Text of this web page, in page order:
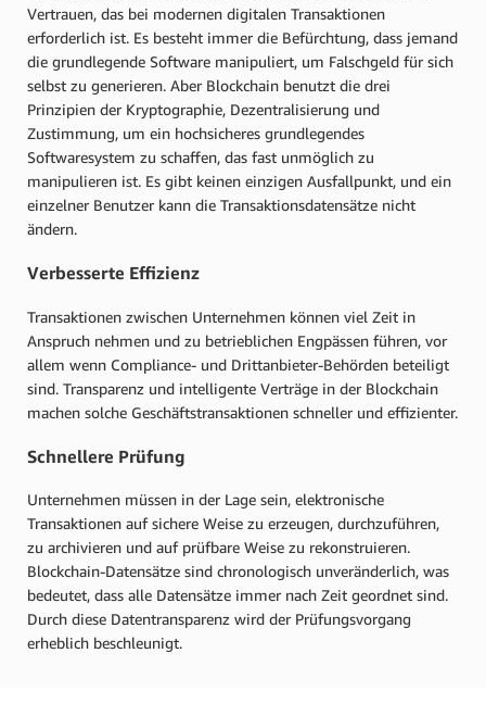
Vertrauen, das bei modernen digitalen Transaktionen
erforderlich ist. Es besteht immer die Befürchtung, dass jemand
die grundlegende Software manipuliert, um Falschgeld für sich
selbst zu generieren. Aber Blockchain benutzt die drei
Prinzipien der Kryptographie, Dezentralisierung und
Zustimmung, um ein hochsicheres grundlegendes
Softwaresystem zu schaffen, das fast unmöglich zu
manipulieren ist. Es gibt keinen einzigen Ausfallpunkt, und ein
einzelner Benutzer kann die Transaktionsdatensätze nicht
ändern.
Verbesserte Effizienz
Transaktionen zwischen Unternehmen können viel Zeit in
Anspruch nehmen und zu betrieblichen Engpässen führen, vor
allem wenn Compliance- und Drittanbieter-Behörden beteiligt
sind. Transparenz und intelligente Verträge in der Blockchain
machen solche Geschäftstransaktionen schneller und effizienter.
Schnellere Prüfung
Unternehmen müssen in der Lage sein, elektronische
Transaktionen auf sichere Weise zu erzeugen, durchzuführen,
zu archivieren und auf prüfbare Weise zu rekonstruieren.
Blockchain-Datensätze sind chronologisch unveränderlich, was
bedeutet, dass alle Datensätze immer nach Zeit geordnet sind.
Durch diese Datentransparenz wird der Prüfungsvorgang
erheblich beschleunigt.